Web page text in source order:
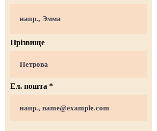
Прізвище
Ел. пошта